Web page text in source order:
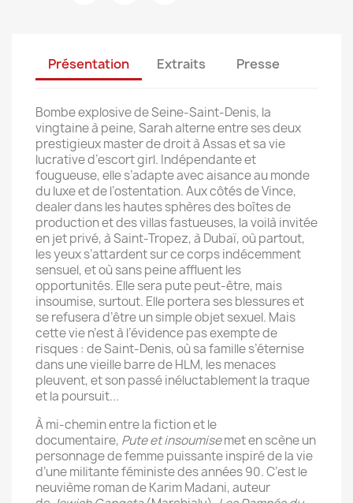
Présentation Extraits Presse
Bombe explosive de Seine-Saint-Denis, la
vingtaine à peine, Sarah alterne entre ses deux
prestigieux master de droit à Assas et sa vie
lucrative d’escort girl. Indépendante et
fougueuse, elle s’adapte avec aisance au monde
du luxe et de l’ostentation. Aux côtés de Vince,
dealer dans les hautes sphères des boîtes de
production et des villas fastueuses, la voilà invitée
en jet privé, à Saint-Tropez, à Dubaï, où partout,
les yeux s’attardent sur ce corps indécemment
sensuel, et où sans peine affluent les
opportunités. Elle sera pute peut-être, mais
insoumise, surtout. Elle portera ses blessures et
se refusera d’être un simple objet sexuel. Mais
cette vie n’est à l’évidence pas exempte de
risques : de Saint-Denis, où sa famille s’éternise
dans une vieille barre de HLM, les menaces
pleuvent, et son passé inéluctablement la traque
et la poursuit...
À mi-chemin entre la fiction et le
documentaire, Pute et insoumisemet en scène un
personnage de femme puissante inspiré de la vie
d’une militante féministe des années 90. C’est le
neuvième roman de Karim Madani, auteur